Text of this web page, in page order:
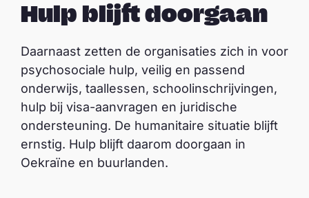
Hulp blijft doorgaan
Daarnaast zetten de organisaties zich in voor
psychosociale hulp, veilig en passend
onderwijs, taallessen, schoolinschrijvingen,
hulp bij visa-aanvragen en juridische
ondersteuning. De humanitaire situatie blijft
ernstig. Hulp blijft daarom doorgaan in
Oekraïne en buurlanden.